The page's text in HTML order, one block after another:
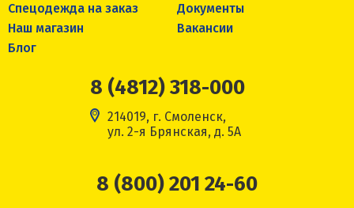
Спецодежда на заказ
Документы
Наш магазин
Вакансии
Блог
8 (4812) 318-000
214019, г. Смоленск,
ул. 2-я Брянская, д. 5А
8 (800) 201 24-60